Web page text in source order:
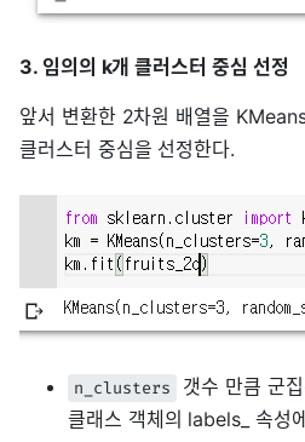
3. 임의의 k개 클러스터 중심 선정
앞서 변환한 2차원 배열을
클러스터 중심을 선정한다.
n_clusters
갯수 만큼 군
클래스 객체의 labels_ 속성